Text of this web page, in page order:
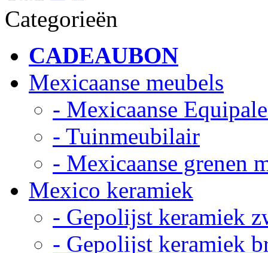
Categorieën
CADEAUBON
Mexicaanse meubels
- Mexicaanse
- Tuinmeubilair
- Mexicaanse grenen
Mexico keramiek
- Gepolijst keramiek
- Gepolijst keramiek